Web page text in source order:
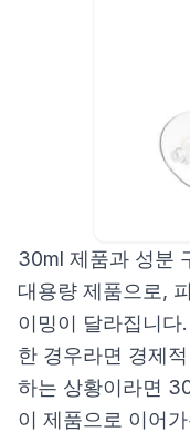
30ml 제품과 성분
대용량 제품으로,
이밍이 달라집니다
한 경우라면 경제
하는 상황이라면
이 제품으로 이어